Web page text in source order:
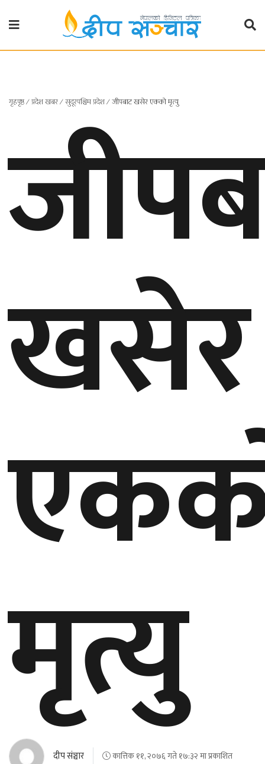
गृहपृष्ठ
प्रदेश
१
बाग्मती
कर्णाली
प्रदेश
विचार
मनाेरञ्जन
खेलकुद
ग्लोबल
एसिया
गृहपृष्ठ∕प्रदेश खबर∕सुदूरपश्चिम प्रदेश∕जीपबाट खसेर एकको मृत्यु
खसेर
मृत्यु
दीप संञ्चार कात्तिक ११, २०७६ गते १७:३२ मा प्रकाशित